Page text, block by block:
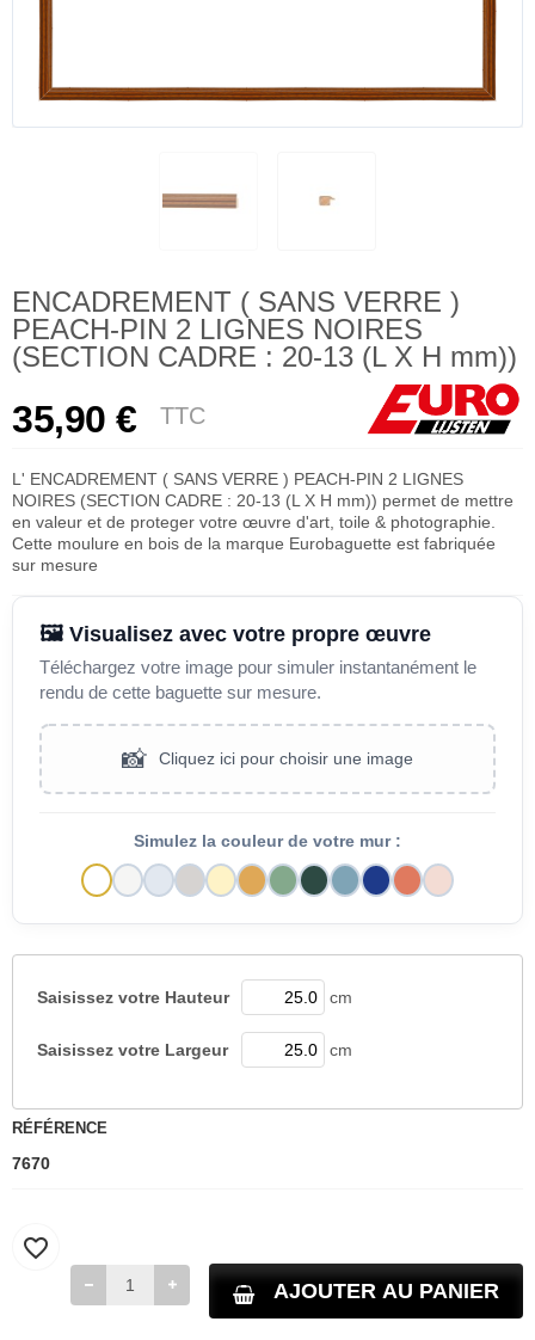
ENCADREMENT ( SANS VERRE )
PEACH-PIN 2 LIGNES NOIRES
(SECTION CADRE : 20-13 (L X H mm))
35,90 € TTC
L' ENCADREMENT ( SANS VERRE ) PEACH-PIN 2 LIGNES
NOIRES (SECTION CADRE : 20-13 (L X H mm)) permet de mettre
en valeur et de proteger votre œuvre d'art, toile & photographie.
Cette moulure en bois de la marque Eurobaguette est fabriquée
sur mesure
🖼️ Visualisez avec votre propre œuvre
Téléchargez votre image pour simuler instantanément le
rendu de cette baguette sur mesure.
📸 Cliquez ici pour choisir une image
Simulez la couleur de votre mur :
Saisissez votre Hauteur cm
Saisissez votre Largeur cm
RÉFÉRENCE
7670
AJOUTER AU PANIER
favorite_border